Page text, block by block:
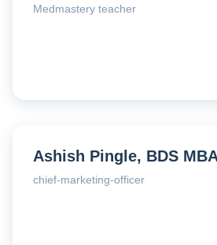
Medmastery teacher
Ashish Pingle, BDS
chief-marketing-officer